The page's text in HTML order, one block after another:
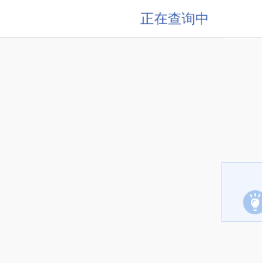
正在查询中